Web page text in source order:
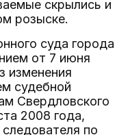
скрылись и
розыске.
суда города
от 7 июня
изменения
судебной
Свердловского
2008 года,
по